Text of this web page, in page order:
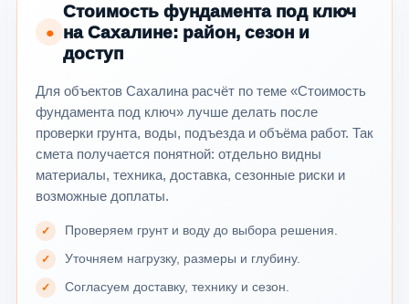
●
Стоимость фундамента под ключ
на Сахалине: район, сезон и
доступ
Для объектов Сахалина расчёт по теме «Стоимость
фундамента под ключ» лучше делать после
проверки грунта, воды, подъезда и объёма работ. Так
смета получается понятной: отдельно видны
материалы, техника, доставка, сезонные риски и
возможные доплаты.
Проверяем грунт и воду до выбора решения.
Уточняем нагрузку, размеры и глубину.
Согласуем доставку, технику и сезон.